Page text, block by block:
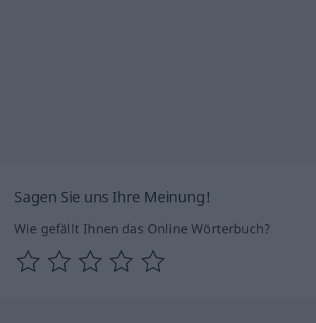
Sagen Sie uns Ihre Meinung!
Wie gefällt Ihnen das Online Wörterbuch?